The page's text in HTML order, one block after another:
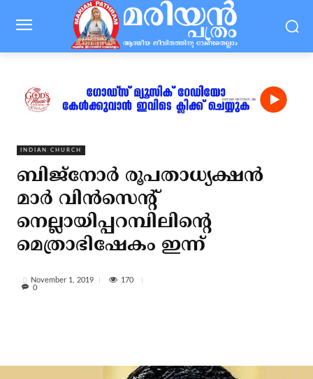
INDIAN CHURCH
ബിജ്‌നോര്‍ രൂപതാധ്യക്ഷന്‍
മാര്‍ വിന്‍സെന്റ്
നെല്ലായിപ്പറമ്പിലിന്റെ
മെത്രാഭിഷേകം ഇന്ന്
November 1, 2019
170
0